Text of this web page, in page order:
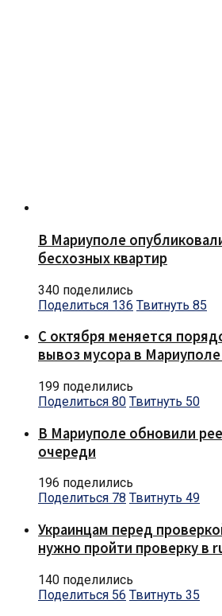
В Мариуполе
бесхозных квартир
340 поделились
Поделиться 136 Твитнуть 85
С октября меняется
вывоз мусора в
199 поделились
Поделиться 80 Твитнуть 50
В Мариуполе обновили
очереди
196 поделились
Поделиться 78 Твитнуть 49
Украинцам перед
нужно пройти проверку в
140 поделились
Поделиться 56 Твитнуть 35